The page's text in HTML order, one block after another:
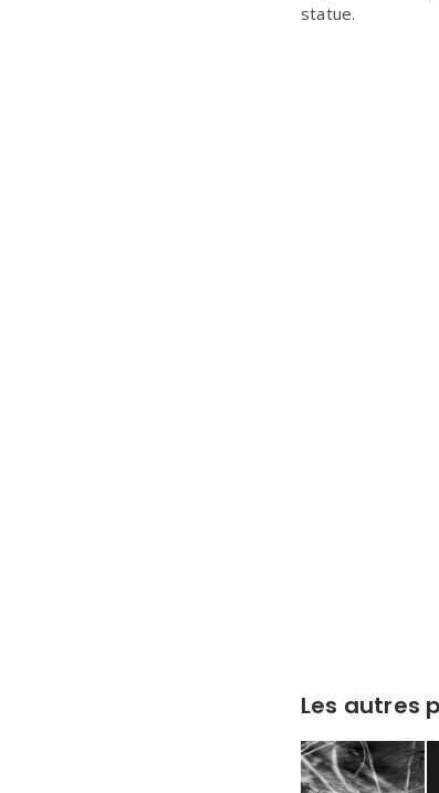
statue.
Les autres